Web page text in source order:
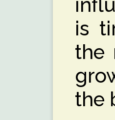
is
the
the